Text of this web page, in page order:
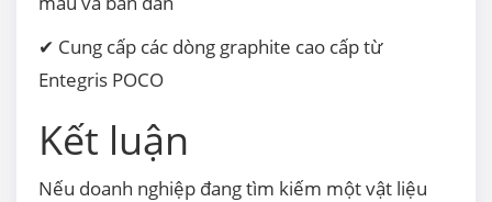
✔ Cung cấp các dòng graphite cao cấp từ
Entegris POCO
Kết luận
Nếu doanh nghiệp đang tìm kiếm một vật liệu